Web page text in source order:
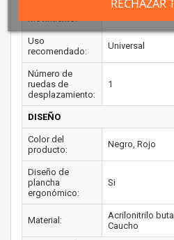
Uso
recomendado:
Universal
Número de
ruedas de
desplazamiento:
1
DISEÑO
Color del
producto:
Negro, Rojo
Diseño de
plancha
ergonómico:
Si
Material:
Acrilonitrilo
Caucho
RECHAZAR